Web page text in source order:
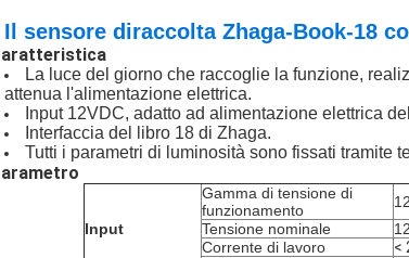
Il sensore diraccolta Zhaga-Book-18
La luce del giorno che raccoglie la funzione,
attenua l'alimentazione elettrica.
Input 12VDC, adatto ad alimentazione elettrica
Interfaccia del libro 18 di Zhaga.
Tutti i parametri di luminosità sono fissati tramite
Input
Gamma di tensione di
funzionamento
Tensione nominale
Corrente di lavoro
<